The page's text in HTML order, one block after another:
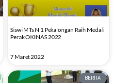
Siswi MTs N 1 Pekalongan Raih Medali
Perak OKINAS 2022
7 Maret 2022
BERITA